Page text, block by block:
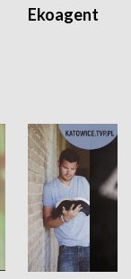
Ekoagent